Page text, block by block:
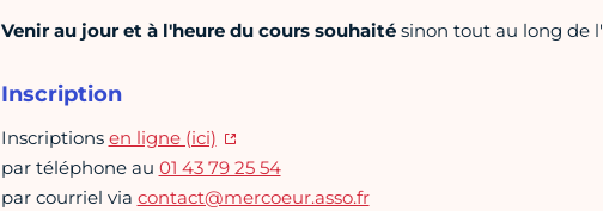
Venir au jour et à l'heure du cours souhaitésinon tout au long de
Inscription
Inscriptions en ligne (ici)
par téléphone au 01 43 79 25 54
par courriel via contact@mercoeur.asso.fr